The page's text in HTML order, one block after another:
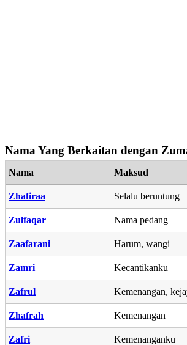
Nama Yang Berkaitan dengan
Nama Maksud
Zhafiraa Selalu beruntung
Zulfaqar Nama pedang
Zaafarani Harum, wangi
Zamri Kecantikanku
Zafrul Kemenangan,
Zhafrah Kemenangan
Zafri Kemenanganku